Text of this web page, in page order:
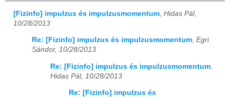
[Fizinfo] impulzus és impulzusmomentum Hidas Pál,
10/28/2013
Re: [Fizinfo] impulzus és impulzusmomentum, Egri
Sándor, 10/28/2013
Re: [Fizinfo] impulzus és impulzusmomentum
Hidas Pál, 10/28/2013
Re: [Fizinfo] impulzus és